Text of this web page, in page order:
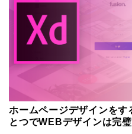
ホームページデザインを
とつでWEBデザインは完璧